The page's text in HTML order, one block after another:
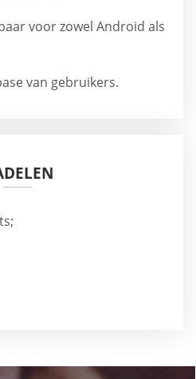
voor zowel Android als
van gebruikers.